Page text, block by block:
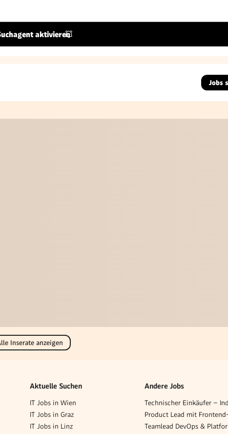
aktivieren
Jobs
Inserate anzeigen
Aktuelle Suchen
IT Jobs in Wien
IT Jobs in Graz
IT Jobs in Linz
Andere Jobs